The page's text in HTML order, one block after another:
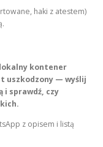
haki z atestem)
kontener
uszkodzony — wyślij
i sprawdź, czy
z opisem i listą